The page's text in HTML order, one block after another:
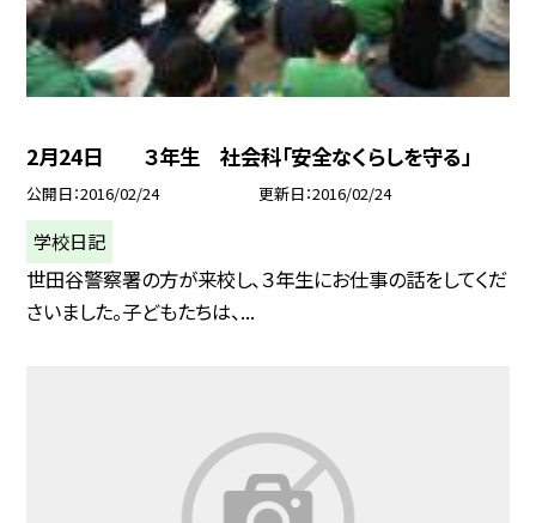
2月24日 ３年生 社会科「安全なくらしを守る」
公開日 2016/02/24 更新日 2016/02/24
学校日記
世田谷警察署の方が来校し、３年生にお仕事の話をしてくだ
さいました。子どもたちは、...